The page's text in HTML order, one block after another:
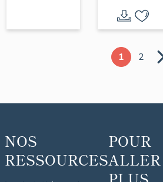
1 2
NOS
RESSOURCES
POUR
ALLER